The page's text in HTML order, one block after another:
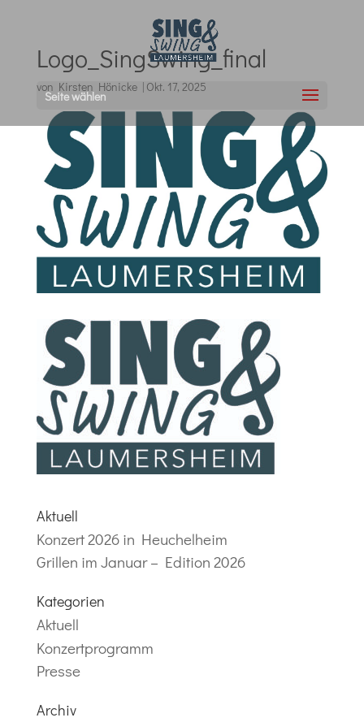
Seite wählen
Logo_SingSwing_final
von Kirsten Hönicke| Okt. 17, 2025
Aktuell
Konzert 2026 in Heuchelheim
Grillen im Januar – Edition 2026
Kategorien
Aktuell
Konzertprogramm
Presse
Archiv